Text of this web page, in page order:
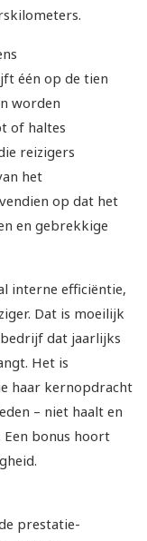
één op de tien
worden
of haltes
reizigers
het
op dat het
en gebrekkige
interne efficiëntie,
Dat is moeilijk
dat jaarlijks
Het is
haar kernopdracht
– niet haalt en
bonus hoort
prestatie-